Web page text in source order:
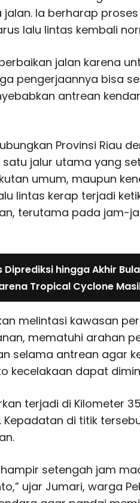
Ia berharap
lalu lintas kembali
jalan karena
pengerjaannya bisa
antrean
Provinsi Riau
jalur utama yang
umum, maupun
lintas kerap terjadi
terutama pada jam-
Diprediksi hingga Akhir
Tropical Cyclone
melintasi kawasan
mematuhi arahan
selama antrean agar
kecelakaan dapat
terjadi di Kilometer
Kepadatan di titik
setengah jam
ujar Jumari, warga